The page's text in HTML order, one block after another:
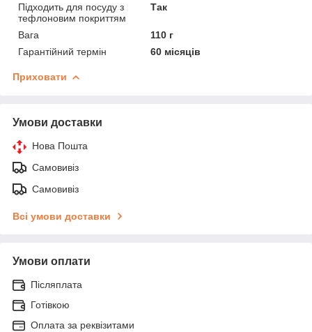
Підходить для посуду з
тефлоновим покриттям
Так
Вага
110 г
Гарантійний термін
60 місяців
Приховати
Умови доставки
Нова Пошта
Самовивіз
Самовивіз
Всі умови доставки
Умови оплати
Післяплата
Готівкою
Оплата за реквізитами